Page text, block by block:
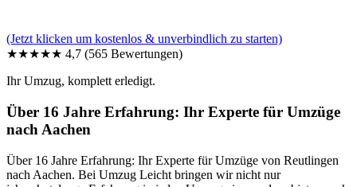
(Jetzt klicken um kostenlos & unverbindlich zu starten)
★★★★★ 4,7 (565 Bewertungen)
Ihr Umzug, komplett erledigt.
Über 16 Jahre Erfahrung: Ihr Experte für Umzüge
nach Aachen
Über 16 Jahre Erfahrung: Ihr Experte für Umzüge von Reutlingen
nach Aachen. Bei Umzug Leicht bringen wir nicht nur